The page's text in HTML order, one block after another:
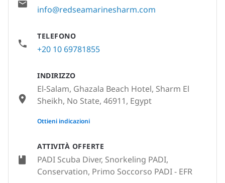
ATTIVITÀ OFFERTE
PADI Scuba Diver, Snorkeling PADI,
Conservation, Primo Soccorso PADI - EFR
info@redseamarinesharm.com
TELEFONO
+20 10 69781855
INDIRIZZO
El-Salam, Ghazala Beach Hotel, Sharm El
Sheikh, No State, 46911, Egypt
None
Ottieni indicazioni